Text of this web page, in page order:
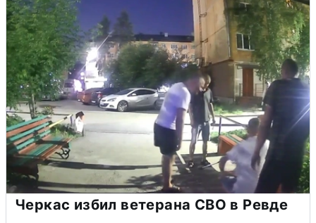
Черкас избил ветерана СВО в Ревде